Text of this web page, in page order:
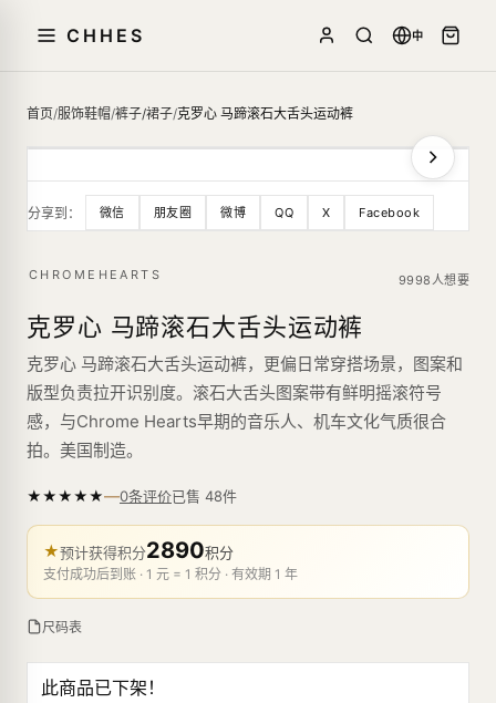
CHHES 中
首页/服饰鞋帽/裤子/裙子/克罗心 马蹄滚石大舌头运动裤
分享到： 微信 朋友圈 微博 QQ X Facebook
CHROMEHEARTS 9998人想要
克罗心 马蹄滚石大舌头运动裤
克罗心 马蹄滚石大舌头运动裤，更偏日常穿搭场景，图案和
版型负责拉开识别度。滚石大舌头图案带有鲜明摇滚符号
感，与Chrome Hearts早期的音乐人、机车文化气质很合
拍。美国制造。
★★★★★—0条评价已售 48件
★预计获得积分2890积分
支付成功后到账 · 1 元 = 1 积分 · 有效期 1 年
尺码表
此商品已下架！